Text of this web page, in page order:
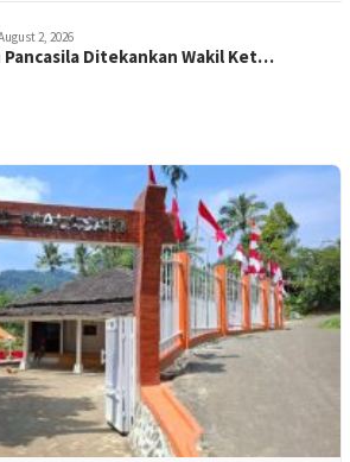
2, 2026
Ditekankan Wakil Ket…